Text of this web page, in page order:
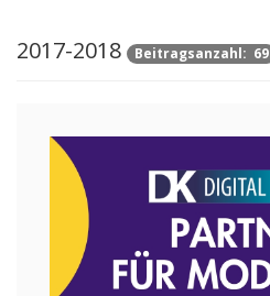
2017-2018 Beitragsanzahl: 69